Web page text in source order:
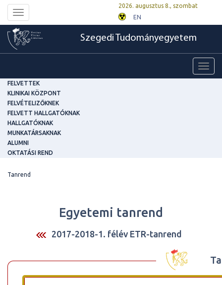
Toggle
navigation
2026. augusztus 8., szombat
EN
Szegedi Tudományegyetem
FELVETTEK
KLINIKAI KÖZPONT
FELVÉTELIZŐKNEK
FELVETT HALLGATÓKNAK
HALLGATÓKNAK
MUNKATÁRSAKNAK
ALUMNI
OKTATÁSI REND
Tanrend
Egyetemi tanrend
2017-2018-1. félév ETR-tanrend